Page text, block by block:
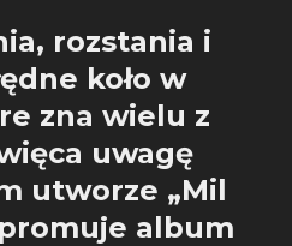
rozstania i
koło w
zna wielu z
uwagę
utworze „Mil
album